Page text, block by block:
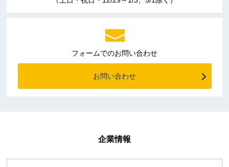
フォームでのお問い合わせ
お問い合わせ
企業情報